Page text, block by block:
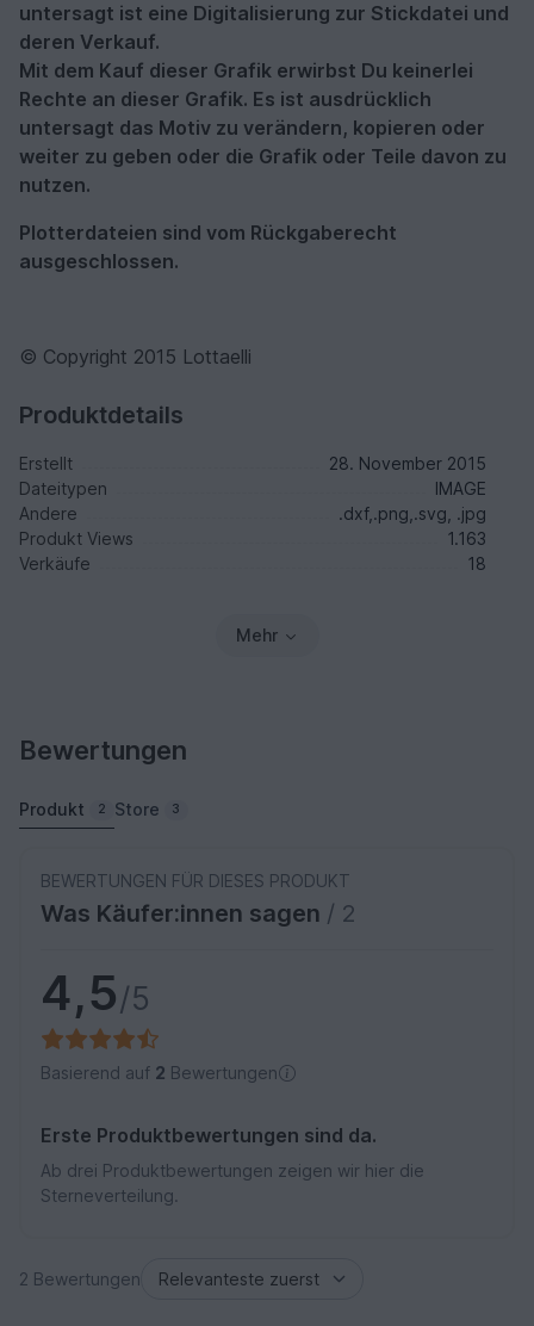
untersagt ist eine Digitalisierung zur Stickdatei und
deren Verkauf.
Mit dem Kauf dieser Grafik erwirbst Du keinerlei
Rechte an dieser Grafik. Es ist ausdrücklich
untersagt das Motiv zu verändern, kopieren oder
weiter zu geben oder die Grafik oder Teile davon zu
nutzen.
Plotterdateien sind vom Rückgaberecht
ausgeschlossen.
© Copyright 2015 Lottaelli
Produktdetails
Erstellt
28. November 2015
Dateitypen
IMAGE
Andere
.dxf,.png,.svg, .jpg
Produkt Views
1.163
Verkäufe
18
Mehr
Bewertungen
Produkt 2 Store 3
BEWERTUNGEN FÜR DIESES PRODUKT
Was Käufer:innen sagen / 2
4,5/5
Basierend auf 2 Bewertungen
Erste Produktbewertungen sind da.
Ab drei Produktbewertungen zeigen wir hier die
Sterneverteilung.
2 Bewertungen